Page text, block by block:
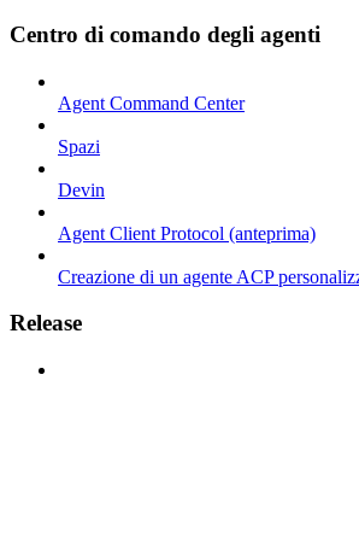
Centro di comando degli agenti
Agent Command Center
Spazi
Devin
Agent Client Protocol (anteprima)
Creazione di un agente ACP
Release